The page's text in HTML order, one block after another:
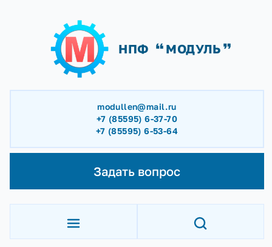
НПФ МОДУЛЬ
modullen@mail.ru
+7 (85595) 6-37-70
+7 (85595) 6-53-64
Задать вопрос